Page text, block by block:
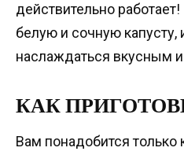
действительно
белую и сочную
наслаждаться вкусным
КАК
Вам понадобится только